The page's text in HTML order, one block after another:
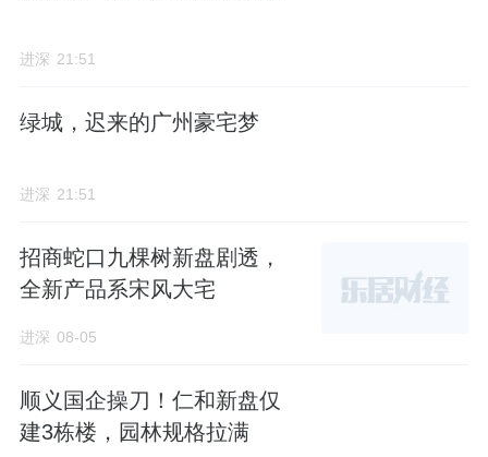
进深 21:51
绿城，迟来的广州豪宅梦
进深 21:51
招商蛇口九棵树新盘剧透，
全新产品系宋风大宅
进深 08-05
顺义国企操刀！仁和新盘仅
建3栋楼，园林规格拉满